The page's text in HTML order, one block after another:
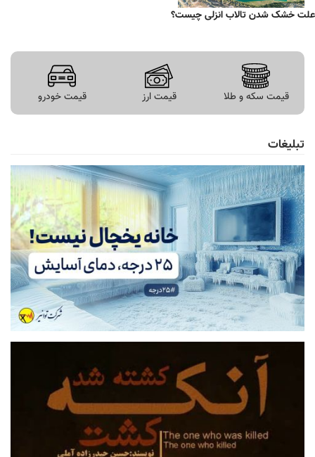
علت خشک شدن تالاب انزلی چیست؟
قیمت سکه و طلا قیمت ارز قیمت خودرو
تبلیغات